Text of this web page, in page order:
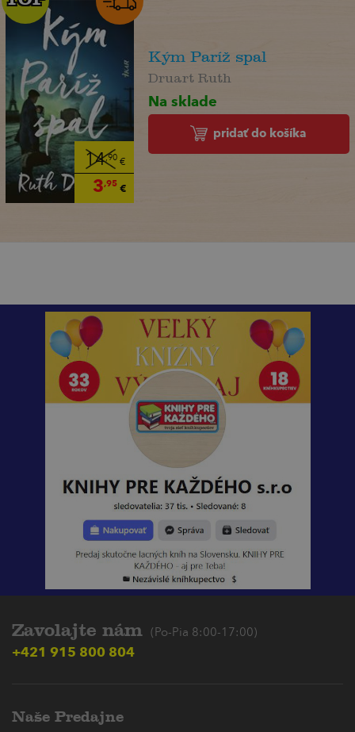
14,90€
3,95€
Kým Paríž spal
Druart Ruth
Na sklade
pridať do košíka
Zavolajte nám (Po-Pia 8:00-17:00)
+421 915 800 804
Naše Predajne